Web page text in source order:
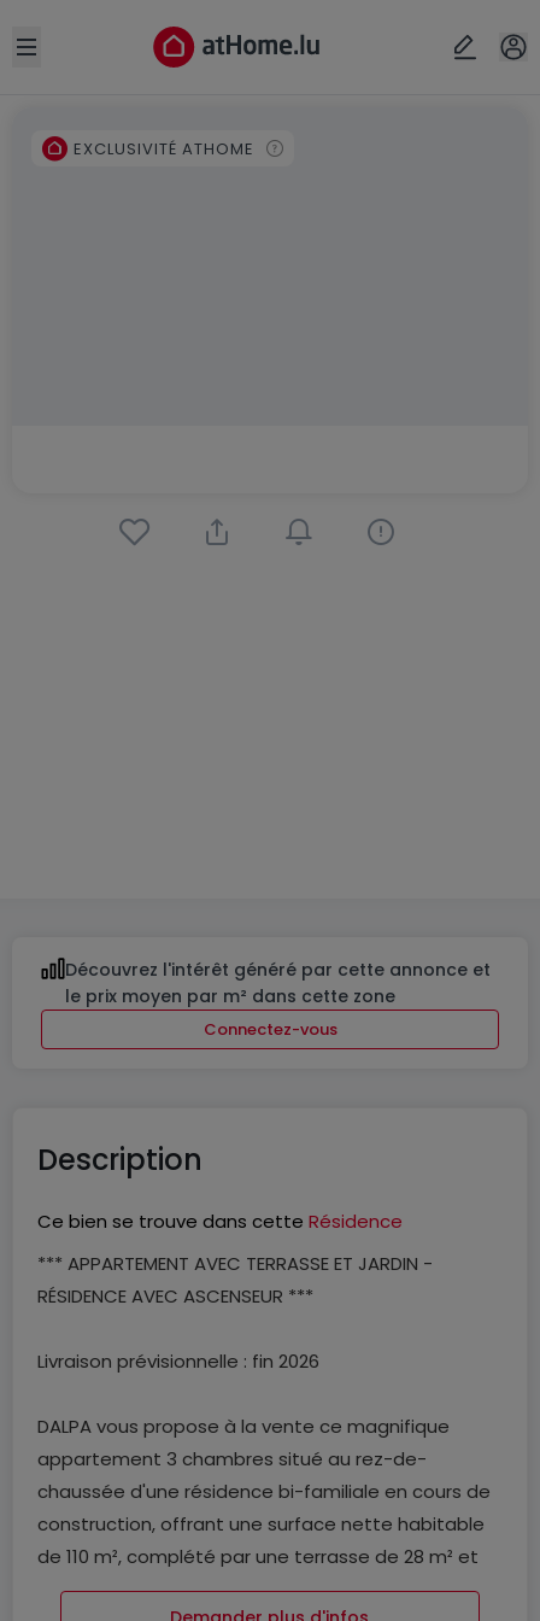
Open sidebar
EXCLUSIVITÉ ATHOME
Découvrez l'intérêt généré par cette annonce et
le prix moyen par m² dans cette zone
Connectez-vous
Description
Ce bien se trouve dans cette Résidence
*** APPARTEMENT AVEC TERRASSE ET JARDIN -
RÉSIDENCE AVEC ASCENSEUR ***
Livraison prévisionnelle : fin 2026
DALPA vous propose à la vente ce magnifique
appartement 3 chambres situé au rez-de-
chaussée d'une résidence bi-familiale en cours de
construction, offrant une surface nette habitable
de 110 m², complété par une terrasse de 28 m² et
un jardin.